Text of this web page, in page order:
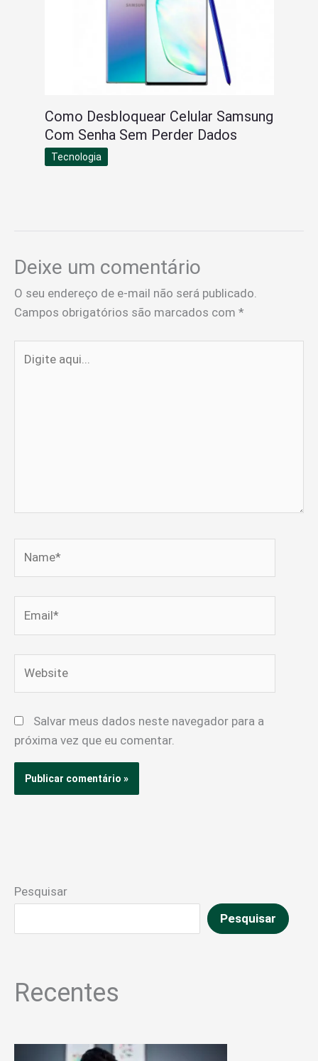
Como Desbloquear Celular Samsung
Com Senha Sem Perder Dados
Tecnologia
Deixe um comentário
O seu endereço de e-mail não será publicado.
Campos obrigatórios são marcados com *
aqui...
Salvar meus dados neste navegador para a
próxima vez que eu comentar.
Pesquisar
Pesquisar
Recentes